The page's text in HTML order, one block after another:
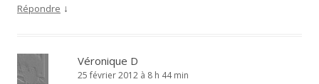
Répondre ↓
Véronique D
25 février 2012 à 8 h 44 min